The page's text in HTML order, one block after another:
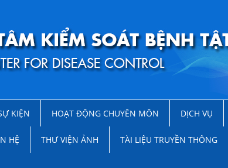
KIỆN HOẠT ĐỘNG CHUYÊN MÔN DỊCH VỤ
HỆ THƯ VIỆN ẢNH TÀI LIỆU TRUYỀN THÔNG